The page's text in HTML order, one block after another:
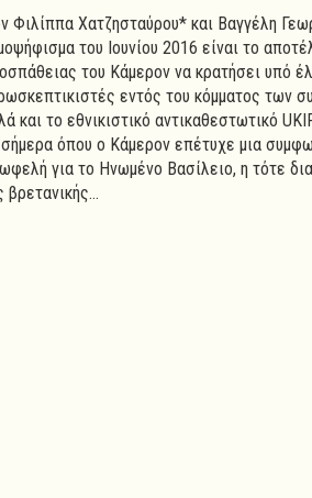
Φιλίππα Χατζησταύρου* και Βαγγέλη
του Ιουνίου 2016 είναι το
του Κάμερον να κρατήσει υπό
εντός του κόμματος των
και το εθνικιστικό αντικαθεστωτικό
όπου ο Κάμερον επέτυχε μια
για το Ηνωμένο Βασίλειο, η τότε
βρετανικής...